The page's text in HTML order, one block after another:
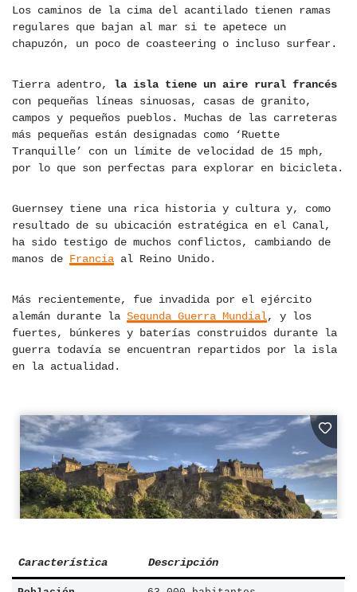
Los caminos de la cima del acantilado tienen ramas
regulares que bajan al mar si te apetece un
chapuzón, un poco de coasteering o incluso surfear.
Tierra adentro, la isla tiene un aire rural francés
con pequeñas líneas sinuosas, casas de granito,
campos y pequeños pueblos. Muchas de las carreteras
más pequeñas están designadas como ‘Ruette
Tranquille’ con un límite de velocidad de 15 mph,
por lo que son perfectas para explorar en bicicleta.
Guernsey tiene una rica historia y cultura y, como
resultado de su ubicación estratégica en el Canal,
ha sido testigo de muchos conflictos, cambiando de
manos de Francia al Reino Unido.
Más recientemente, fue invadida por el ejército
alemán durante la Segunda Guerra Mundial, y los
fuertes, búnkeres y baterías construidos durante la
guerra todavía se encuentran repartidos por la isla
en la actualidad.
Característica Descripción